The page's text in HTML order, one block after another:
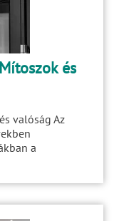
és
valóság Az
a